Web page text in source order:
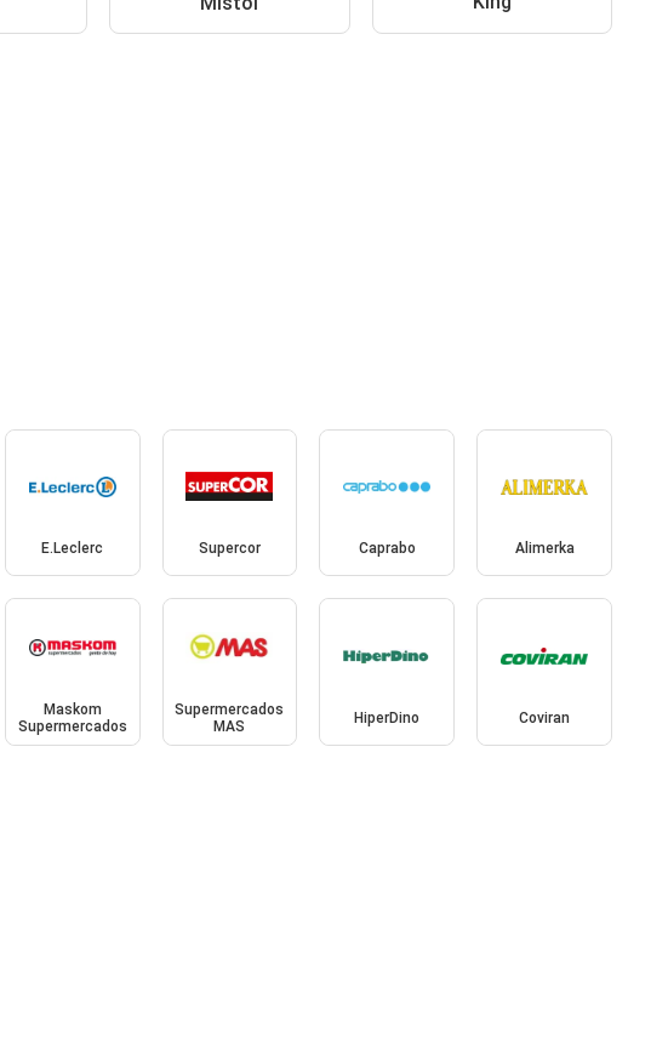
E.Leclerc Supercor Caprabo Alimerka
Maskom
Supermercados
Supermercados
MAS
HiperDino Coviran